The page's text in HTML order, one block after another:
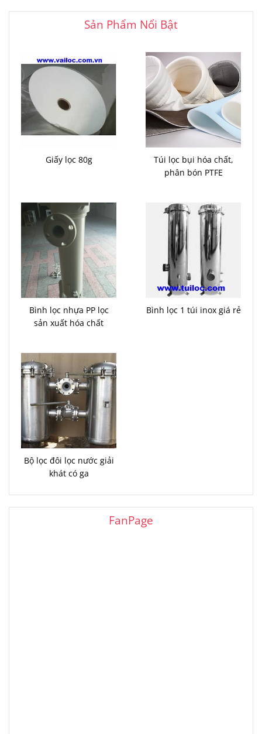
Sản Phẩm Nổi Bật
Giấy lọc 80g
Túi lọc bụi hóa chất,
phân bón PTFE
Bình lọc nhựa PP lọc
sản xuất hóa chất
Bình lọc 1 túi inox giá rẻ
Bộ lọc đôi lọc nước giải
khát có ga
FanPage